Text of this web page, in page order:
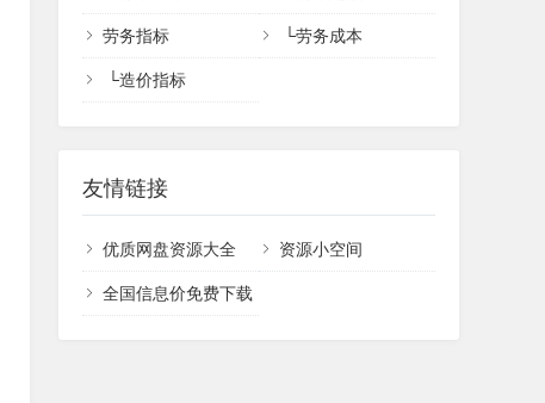
劳务指标 └劳务成本
└造价指标
友情链接
优质网盘资源大全 资源小空间
全国信息价免费下载